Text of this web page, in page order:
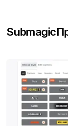
Submagic